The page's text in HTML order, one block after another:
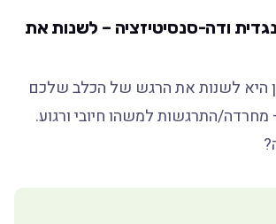
נגדית ודה-סנסיטיזציה – לשנות את
היא לשנות את הרגש של הכלב שלכם
התרגשות למשהו חיובי ורגוע.